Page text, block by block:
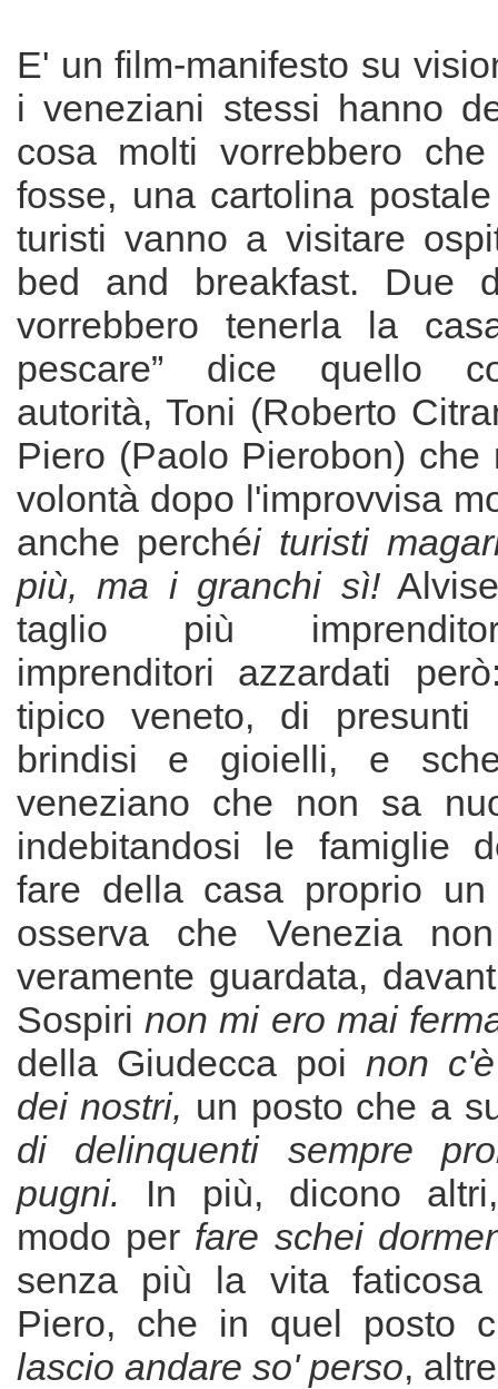
E' un film-manifesto su
i veneziani stessi hanno
cosa molti vorrebbero
fosse, una cartolina
turisti vanno a visitare
bed and breakfast. Due
vorrebbero tenerla la
pescare” dice quello
autorità, Toni (Roberto
Piero (Paolo Pierobon) che
volontà dopo l'improvvisa
anche perchéi turisti
più, ma i granchi sì!
taglio più
imprenditori azzardati
tipico veneto, di presunti
brindisi e gioielli, e
veneziano che non sa
indebitandosi le famiglie
fare della casa proprio
osserva che Venezia
veramente guardata,
Sospirinon mi ero mai
della Giudecca poinon
dei nostri, un posto che a
di delinquenti sempre
pugni. In più, dicono
modo per fare schei
senza più la vita
Piero, che in quel posto
lascio andare so' perso,